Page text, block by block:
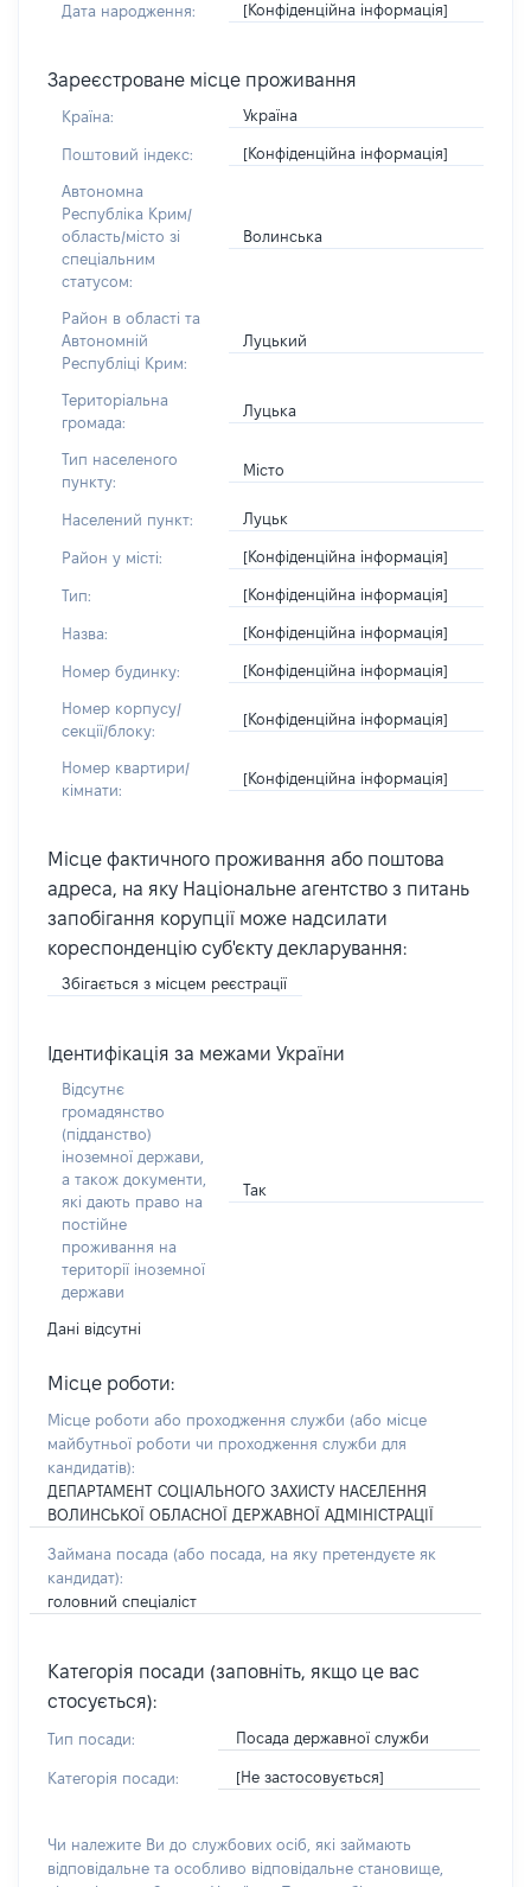
Дата народження: [Конфіденційна інформація]
Зареєстроване місце проживання
Країна: Україна
Поштовий індекс: [Конфіденційна інформація]
Автономна
Республіка Крим/
область/місто зі
спеціальним
статусом:
Волинська
Район в області та
Автономній
Республіці Крим:
Луцький
Територіальна
громада:
Луцька
Тип населеного
пункту:
Місто
Населений пункт: Луцьк
Район у місті: [Конфіденційна інформація]
Тип: [Конфіденційна інформація]
Назва: [Конфіденційна інформація]
Номер будинку: [Конфіденційна інформація]
Номер корпусу/
секції/блоку:
[Конфіденційна інформація]
Номер квартири/
кімнати:
[Конфіденційна інформація]
Місце фактичного проживання або поштова
адреса, на яку Національне агентство з питань
запобігання корупції може надсилати
кореспонденцію суб'єкту декларування:
Збігається з місцем реєстрації
Ідентифікація за межами України
Відсутнє
громадянство
(підданство)
іноземної держави,
а також документи,
які дають право на
постійне
проживання на
території іноземної
держави
Так
Дані відсутні
Місце роботи:
Місце роботи або проходження служби (або місце
майбутньої роботи чи проходження служби для
кандидатів):
ДЕПАРТАМЕНТ СОЦІАЛЬНОГО ЗАХИСТУ НАСЕЛЕННЯ
ВОЛИНСЬКОЇ ОБЛАСНОЇ ДЕРЖАВНОЇ АДМІНІСТРАЦІЇ
Займана посада (або посада, на яку претендуєте як
кандидат):
головний спеціаліст
Категорія посади (заповніть, якщо це вас
стосується):
Тип посади: Посада державної служби
Категорія посади: [Не застосовується]
Чи належите Ви до службових осіб, які займають
відповідальне та особливо відповідальне становище,